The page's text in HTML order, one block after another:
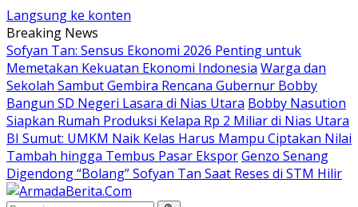
Langsung ke konten
Breaking News
Sofyan Tan: Sensus Ekonomi 2026 Penting untuk
Memetakan Kekuatan Ekonomi Indonesia Warga dan
Sekolah Sambut Gembira Rencana Gubernur Bobby
Bangun SD Negeri Lasara di Nias Utara Bobby Nasution
Siapkan Rumah Produksi Kelapa Rp 2 Miliar di Nias Utara
BI Sumut: UMKM Naik Kelas Harus Mampu Ciptakan Nilai
Tambah hingga Tembus Pasar EksporGenzo Senang
Digendong “Bolang” Sofyan Tan Saat Reses di STM Hilir